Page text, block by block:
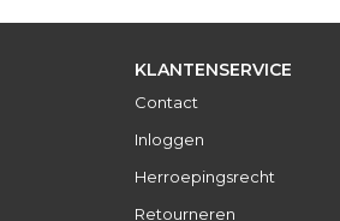
KLANTENSERVICE
Contact
Inloggen
Herroepingsrecht
Retourneren